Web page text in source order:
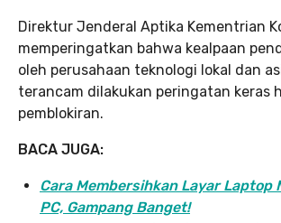
Direktur Jenderal Aptika Kementrian
memperingatkan bahwa kealpaan
oleh perusahaan teknologi lokal dan
terancam dilakukan peringatan keras
pemblokiran.
BACA JUGA:
Cara Membersihkan Layar Laptop
PC, Gampang Banget!